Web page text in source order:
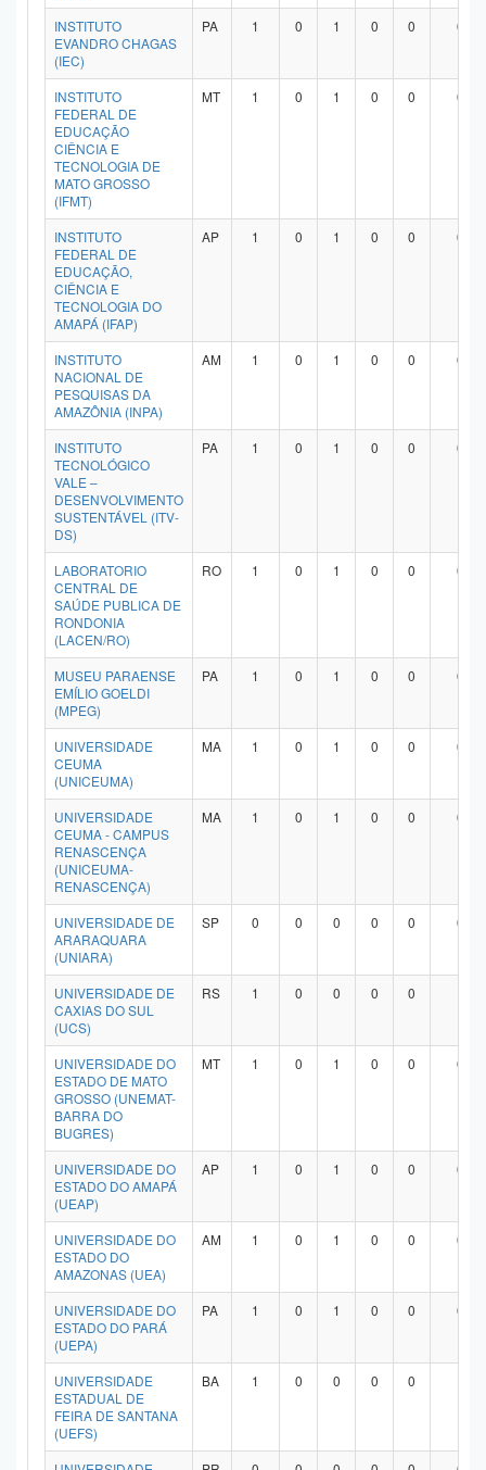
INSTITUTO
EVANDRO CHAGAS
(IEC)
PA 1 0 1 0 0 0
INSTITUTO
FEDERAL DE
EDUCAÇÃO
CIÊNCIA E
TECNOLOGIA DE
MATO GROSSO
(IFMT)
MT 1 0 1 0 0 0
INSTITUTO
FEDERAL DE
EDUCAÇÃO,
CIÊNCIA E
TECNOLOGIA DO
AMAPÁ (IFAP)
AP 1 0 1 0 0 0
INSTITUTO
NACIONAL DE
PESQUISAS DA
AMAZÔNIA (INPA)
AM 1 0 1 0 0 0
INSTITUTO
TECNOLÓGICO
VALE –
DESENVOLVIMENTO
SUSTENTÁVEL (ITV-
DS)
PA 1 0 1 0 0 0
LABORATORIO
CENTRAL DE
SAÚDE PUBLICA DE
RONDONIA
(LACEN/RO)
RO 1 0 1 0 0 0
MUSEU PARAENSE
EMÍLIO GOELDI
(MPEG)
PA 1 0 1 0 0 0
UNIVERSIDADE
CEUMA
(UNICEUMA)
MA 1 0 1 0 0 0
UNIVERSIDADE
CEUMA - CAMPUS
RENASCENÇA
(UNICEUMA-
RENASCENÇA)
MA 1 0 1 0 0 0
UNIVERSIDADE DE
ARARAQUARA
(UNIARA)
SP 0 0 0 0 0 0
UNIVERSIDADE DE
CAXIAS DO SUL
(UCS)
RS 1 0 0 0 0
UNIVERSIDADE DO
ESTADO DE MATO
GROSSO (UNEMAT-
BARRA DO
BUGRES)
MT 1 0 1 0 0 0
UNIVERSIDADE DO
ESTADO DO AMAPÁ
(UEAP)
AP 1 0 1 0 0 0
UNIVERSIDADE DO
ESTADO DO
AMAZONAS (UEA)
AM 1 0 1 0 0 0
UNIVERSIDADE DO
ESTADO DO PARÁ
(UEPA)
PA 1 0 1 0 0 0
UNIVERSIDADE
ESTADUAL DE
FEIRA DE SANTANA
(UEFS)
BA 1 0 0 0 0